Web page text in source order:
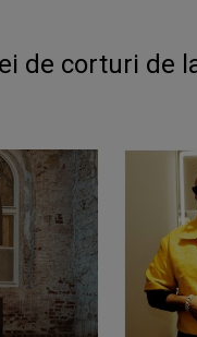
de corturi de